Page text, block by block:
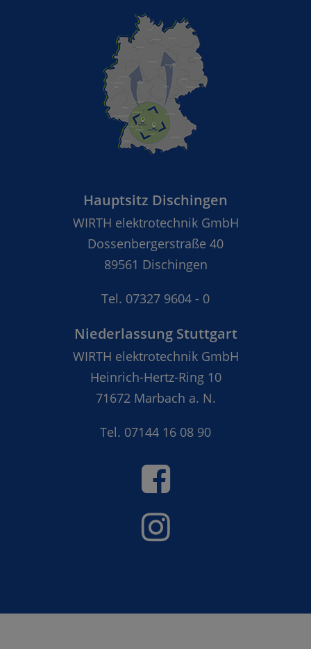
Hauptsitz Dischingen
WIRTH elektrotechnik GmbH
Dossenbergerstraße 40
89561 Dischingen
Tel. 07327 9604 - 0
Niederlassung Stuttgart
WIRTH elektrotechnik GmbH
Heinrich-Hertz-Ring 10
71672 Marbach a. N.
Tel. 07144 16 08 90